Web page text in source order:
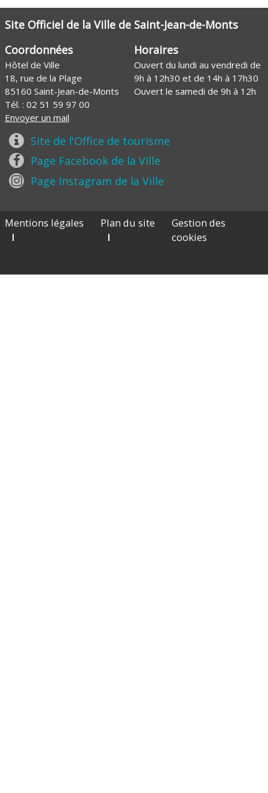
Site Officiel de la Ville de Saint-Jean-de-Monts
Coordonnées
Hôtel de Ville
18, rue de la Plage
85160 Saint-Jean-de-Monts
Tél. : 02 51 59 97 00
Envoyer un mail
Horaires
Ouvert du lundi au vendredi de
9h à 12h30 et de 14h à 17h30
Ouvert le samedi de 9h à 12h
Site de l'Office de tourisme
Page Facebook de la Ville
Page Instagram de la Ville
Mentions légales Plan du site
Gestion des
cookies